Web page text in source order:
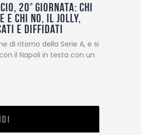
20° giornata: chi
e chi no, il jolly,
e diffidati
di ritorno della Serie A, e si
il Napoli in testa con un